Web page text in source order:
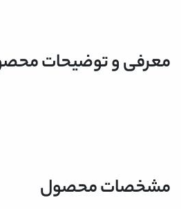
معرفی و توضیحات
مشخصات محصول